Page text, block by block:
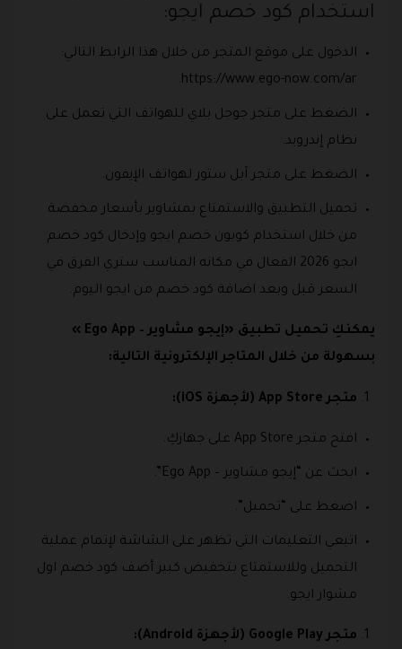
استخدام كود خصم ايجو:
الدخول على موقع المتجر من خلال هذا الرابط التالي:
https://www.ego-now.com/ar.
الضغط على متجر جوجل بلاي للهواتف التي تعمل على
نظام إندرويد.
الضغط على متجر آبل ستور لهواتف الإيفون.
تحميل التطبيق والاستمتاع بمشاوير بأسعار مخفضة
من خلال استخدام كوبون خصم ايجو وإدخال كود خصم
ايجو 2026 الفعال في مكانه المناسب ستري الفرق في
السعر قبل وبعد اضافة كود خصم من ايجو اليوم.
يمكنكِ تحميل تطبيق «إيجو مشاوير – Ego App »
بسهولة من خلال المتاجر الإلكترونية التالية:
متجر App Store (لأجهزة iOS):
افتح متجر App Store على جهازكِ.
ابحث عن “إيجو مشاوير – Ego App”.
اضغط على “تحميل”.
اتبعي التعليمات التي تظهر على الشاشة لإتمام عملية
التحميل وللاستمتاع بتخفيض كبير أضف كود خصم اول
مشوار ايجو.
متجر Google Play (لأجهزة Android):